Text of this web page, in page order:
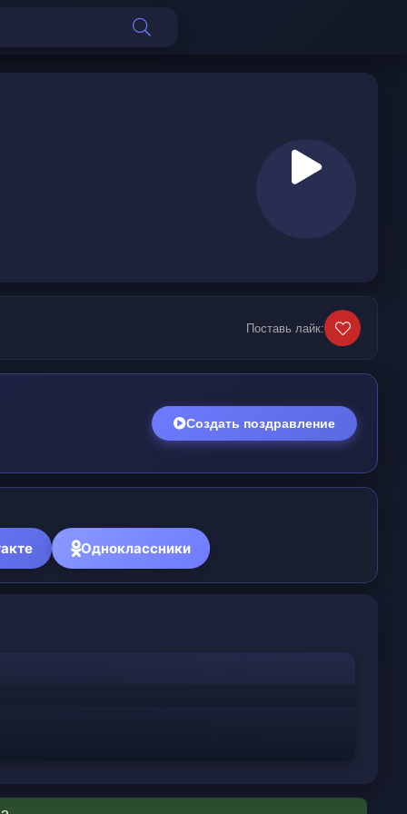
Поставь лайк:
Создать поздравление
Одноклассники